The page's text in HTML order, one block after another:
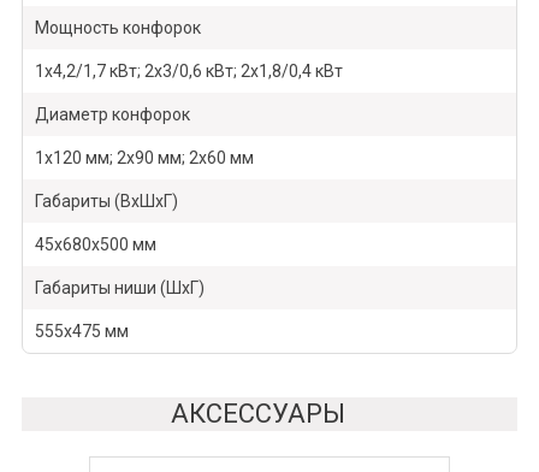
Мощность конфорок
1х4,2/1,7 кВт; 2x3/0,6 кВт; 2х1,8/0,4 кВт
Диаметр конфорок
1х120 мм; 2х90 мм; 2х60 мм
Габариты (ВхШхГ)
45х680х500 мм
Габариты ниши (ШхГ)
555х475 мм
АКСЕССУАРЫ